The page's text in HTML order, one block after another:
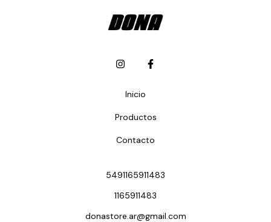
Inicio
Productos
Contacto
5491165911483
1165911483
donastore.ar@gmail.com